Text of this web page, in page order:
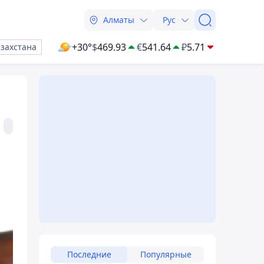
Алматы Рус
+30°$469.93 €541.64 ₽5.71
Последние Популярные